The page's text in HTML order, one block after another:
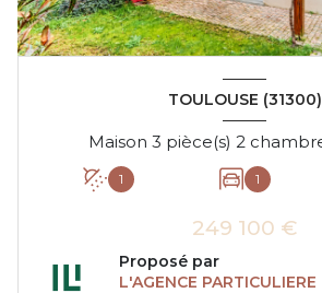
TOULOUSE (31300)
1 1
249 100 €
Proposé par
L'AGENCE PARTICULIERE